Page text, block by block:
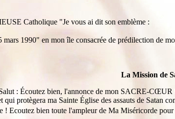
Catholique "Je vous ai dit son emblème :
1990" en mon île consacrée de prédilection de
La Mission de
: Écoutez bien, l'annonce de mon SACRE-
qui protègera ma Sainte Église des assauts de
! Ecoutez bien toute l'ampleur de Ma Miséricorde